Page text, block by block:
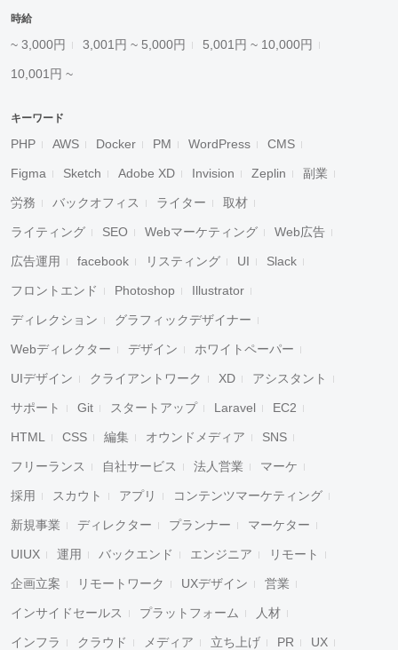
時給
~ 3,000円 3,001円 ~ 5,000円 5,001円 ~ 10,000円
10,001円 ~
キーワード
PHP AWS Docker PM WordPress CMS
Figma Sketch Adobe XD Invision Zeplin 副業
労務 バックオフィス ライター 取材
ライティング SEO Webマーケティング Web広告
広告運用 facebook リスティング UI Slack
フロントエンド Photoshop Illustrator
ディレクション グラフィックデザイナー
Webディレクター デザイン ホワイトペーパー
UIデザイン クライアントワーク XD アシスタント
サポート Git スタートアップ Laravel EC2
HTML CSS 編集 オウンドメディア SNS
フリーランス 自社サービス 法人営業 マーケ
採用 スカウト アプリ コンテンツマーケティング
新規事業 ディレクター プランナー マーケター
UIUX 運用 バックエンド エンジニア リモート
企画立案 リモートワーク UXデザイン 営業
インサイドセールス プラットフォーム 人材
インフラ クラウド メディア 立ち上げ PR UX